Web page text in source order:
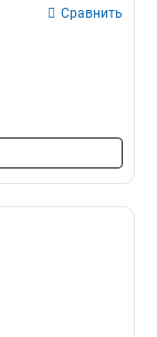
Сравнить